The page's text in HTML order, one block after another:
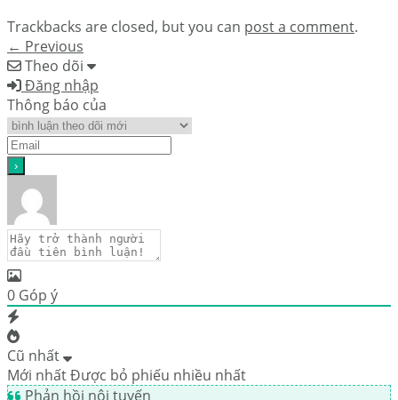
Trackbacks are closed, but you can post a comment.
← Previous
Theo dõi
Đăng nhập
Thông báo của
0 Góp ý
Cũ nhất
Mới nhấtĐược bỏ phiếu nhiều nhất
Phản hồi nội tuyến